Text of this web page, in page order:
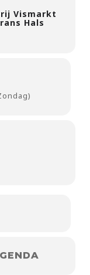
Vismarkt
Hals